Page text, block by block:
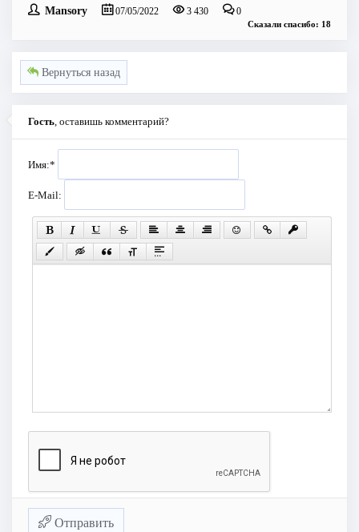
Mansory 07/05/2022 3 430 0
Сказали спасибо: 18
Вернуться назад
Гость , оставишь комментарий?
Имя:*
E-Mail:
Отправить